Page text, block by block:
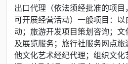
出口代理（依法须经批准的项
可开展经营活动）一般项目：
动；旅游开发项目策划咨询；
及展览服务；旅行社服务网点
他文化艺术经纪代理；组织文